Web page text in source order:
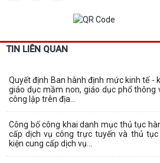
TIN LIÊN QUAN
Quyết định Ban hành định mức kinh tế -
giáo dục mầm non, giáo dục phổ thông
công lập trên địa...
Công bố công khai danh mục thủ tục
cấp dịch vụ công trực tuyến và thủ
kiện cung cấp dịch vụ...